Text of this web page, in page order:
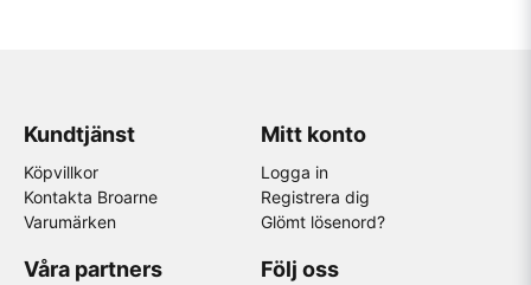
Kundtjänst
Köpvillkor
Kontakta Broarne
Varumärken
Mitt konto
Logga in
Registrera dig
Glömt lösenord?
Våra partners Följ oss